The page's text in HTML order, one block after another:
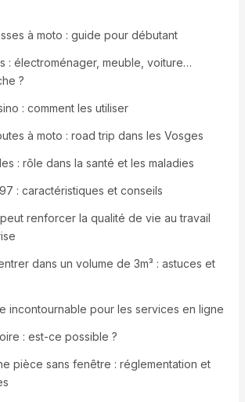
à moto : guide pour débutant
: électroménager, meuble, voiture…
?
: comment les utiliser
à moto : road trip dans les Vosges
: rôle dans la santé et les maladies
: caractéristiques et conseils
renforcer la qualité de vie au travail
dans un volume de 3m³ : astuces et
incontournable pour les services en ligne
: est-ce possible ?
pièce sans fenêtre : réglementation et